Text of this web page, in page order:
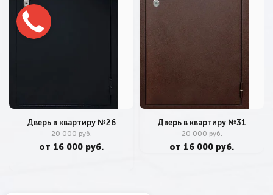
Дверь в квартиру №26
20 000 руб.
от 16 000 руб.
Дверь в квартиру №31
20 000 руб.
от 16 000 руб.